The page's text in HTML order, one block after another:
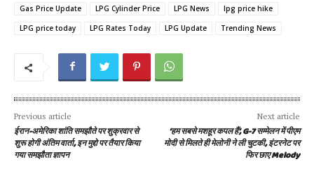
Gas Price Update
LPG Cylinder Price LPG News
lpg price hike
LPG price today
LPG Rates Today LPG Update Trending News
Previous article
ईरान-अमेरिका शांति समझौते पर शुक्रवार से
शुरू होगी अंतिम वार्ता, इन मुद्दो पर तैयार किया
गया समझौता ज्ञापन
Next article
‘हम सबसे मशहूर कपल हैं’, G-7 सम्मेलन में पीएम
मोदी से मिलते ही मेलोनी ने ली चुटकी, इंटरनेट पर
फिर छाए Melody